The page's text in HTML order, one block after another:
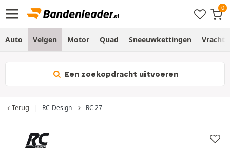
Auto Velgen Motor Quad Sneeuwkettingen
Een zoekopdracht uitvoeren
Terug RC-Design RC 27